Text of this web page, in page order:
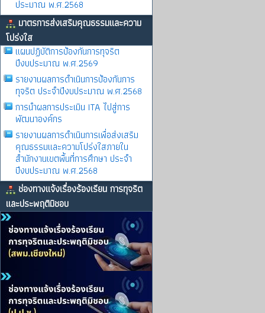
ประมาณ พ.ศ.2568
มาตรการส่งเสริมคุณธรรมและความ
โปร่งใส
แผนปฏิบัติการป้องกันการทุจริต
ปีงบประมาณ พ.ศ.2569
รายงานผลการดําเนินการป้องกันการ
ทุจริต ประจําปีงบประมาณ พ.ศ.2568
การนำผลการประเมิน ITA ไปสู่การ
พัฒนาองค์กร
รายงานผลการดําเนินการเพื่อส่งเสริม
คุณธรรมและความโปร่งใสภายใน
สำนักงานเขตพื้นที่การศึกษา ประจำ
ปีงบประมาณ พ.ศ.2568
ช่องทางแจ้งเรื่องร้องเรียน การทุจริต
และประพฤติมิชอบ